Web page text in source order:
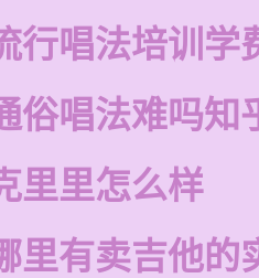
行唱法培训学
俗唱法难吗知
里里怎么样
里有卖吉他的